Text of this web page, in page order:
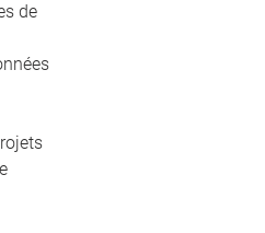
de